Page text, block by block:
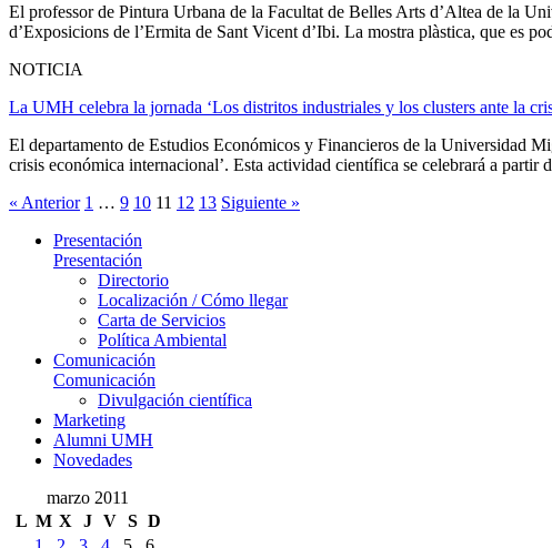
El professor de Pintura Urbana de la Facultat de Belles Arts d’Altea de la
d’Exposicions de l’Ermita de Sant Vicent d’Ibi. La mostra plàstica, que es
NOTICIA
La UMH celebra la jornada ‘Los distritos industriales y los clusters ante la
El departamento de Estudios Económicos y Financieros de la Universidad
crisis económica internacional’. Esta actividad científica se celebrará a
« Anterior 1 … 9 10 11 12 13 Siguiente »
Presentación
Presentación
Directorio
Localización / Cómo llegar
Carta de Servicios
Política Ambiental
Comunicación
Comunicación
Divulgación científica
Marketing
Alumni UMH
Novedades
marzo 2011
L M X J V S D